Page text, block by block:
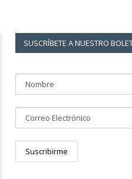
SUSCRÍBETE A NUESTRO